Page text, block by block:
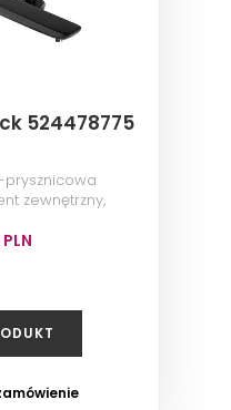
524478775
zewnętrzny,